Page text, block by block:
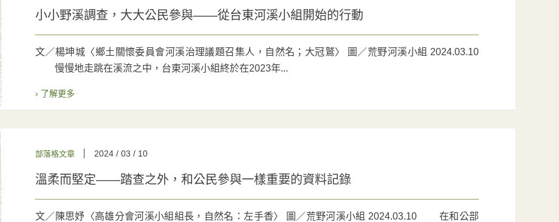
小小野溪調查，大大公民參與——從台東河溪小組開始的行動
文／楊坤城〈鄉土關懷委員會河溪治理議題召集人，自然名；大冠鷲〉 圖／荒野河溪小組 2024.03.10
慢慢地走跳在溪流之中，台東河溪小組終於在2023年...
› 了解更多
部落格文章 2024 / 03 / 10
溫柔而堅定——踏查之外，和公民參與一樣重要的資料記錄
文／陳思妤〈高雄分會河溪小組組長，自然名：左手香〉 圖／荒野河溪小組 2024.03.10 在和公部